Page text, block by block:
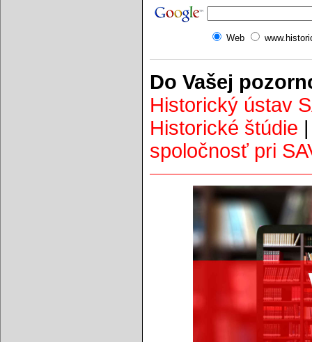
Web
Do Vašej
Historický ústav
Historické štúdie
spoločnosť pri